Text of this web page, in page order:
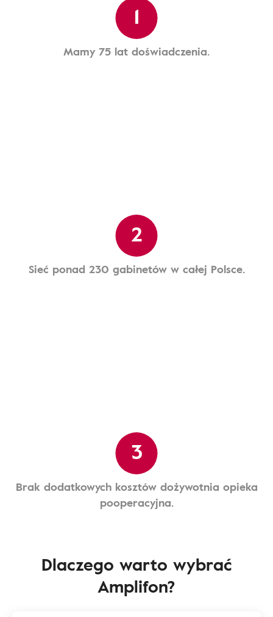
1
Mamy 75 lat doświadczenia.
2
Sieć ponad 230 gabinetów w całej Polsce.
3
Brak dodatkowych kosztów dożywotnia opieka
pooperacyjna.
Dlaczego warto wybrać
Amplifon?